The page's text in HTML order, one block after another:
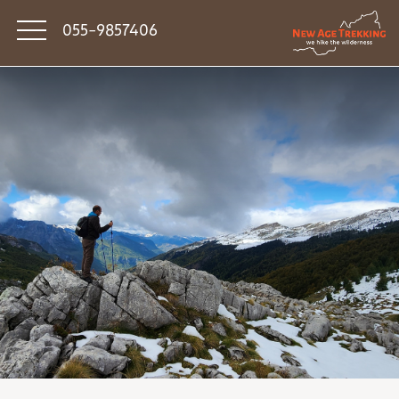
055-9857406
פודקאסט טראק טוק